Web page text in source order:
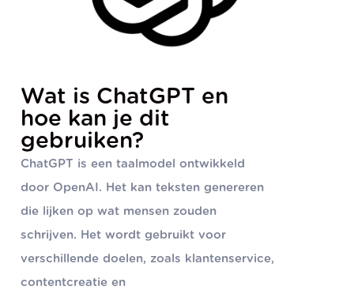
Wat is ChatGPT en
hoe kan je dit
gebruiken?
ChatGPT is een taalmodel ontwikkeld
door OpenAI. Het kan teksten genereren
die lijken op wat mensen zouden
schrijven. Het wordt gebruikt voor
verschillende doelen, zoals klantenservice,
contentcreatie en